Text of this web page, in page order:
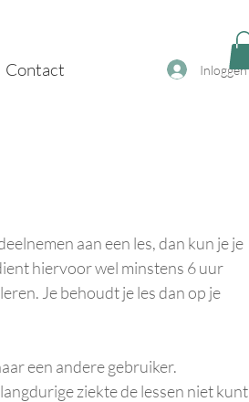
Contact Inloggen
aan een les, dan kun je je
hiervoor wel minstens 6 uur
Je behoudt je les dan op je
een andere gebruiker.
ziekte de lessen niet kunt